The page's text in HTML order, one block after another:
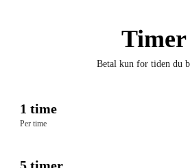
Timer
Betal kun for tiden du
1 time
Per time